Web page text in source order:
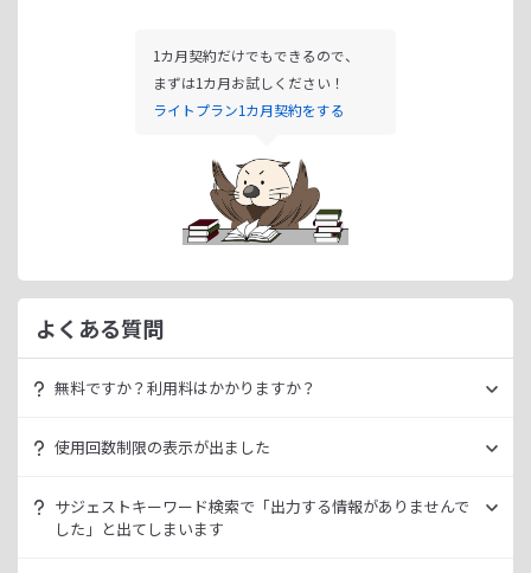
1カ月契約だけでもできるので、
まずは1カ月お試しください！
ライトプラン1カ月契約をする
よくある質問
無料ですか？利用料はかかりますか？
いきなり課金されるようなことはございませんので、安心し
ただ、有料プランを利用することでよりニッチなキーワード
使用回数制限の表示が出ました
ラッコID（メールアドレスのみ30秒登録）にご登録いただく
ことで制限が緩和されます。（※制限リセットは0時）
サジェストキーワード検索で「出力する情報がありませんで
した」と出てしまいます